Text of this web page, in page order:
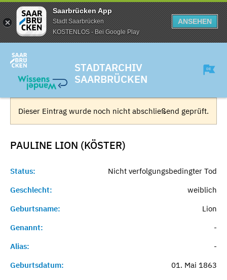
Saarbrücken App
Stadt Saarbrücken
KOSTENLOS - Bei Google Play
ANSEHEN
STADTARCHIV
SAARBRÜCKEN
Dieser Eintrag wurde noch nicht abschließend geprüft.
PAULINE LION (KÖSTER)
Status:
Nicht verfolgungsbedingter Tod
Geschlecht:
weiblich
Geburtsname:
Lion
Genannt:
-
Alias:
-
Geburtsdatum:
01. Mai 1863